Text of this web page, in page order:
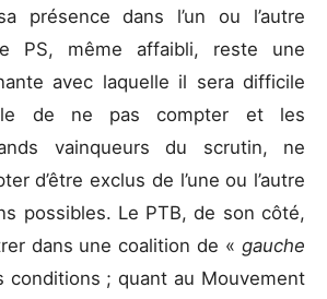
présence dans l’un ou l’autre
PS, même affaibli, reste une
avec laquelle il sera difficile
de ne pas compter et les
vainqueurs du scrutin, ne
d’être exclus de l’une ou l’autre
possibles. Le PTB, de son côté,
dans une coalition de « gauche
conditions ; quant au Mouvement